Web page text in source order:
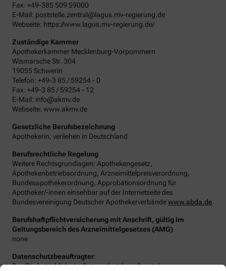
Fax: +49-385 509 59000
E-Mail: poststelle.zentral@lagus.mv-regierung.de
Webseite: https://www.lagus.mv-regierung.de/
Zuständige Kammer
Apothekerkammer Mecklenburg-Vorpommern
Wismarsche Str. 304
19055 Schwerin
Telefon: +49-3 85 / 59254 - 0
Fax: +49-3 85 / 59254 - 12
E-Mail: info@akmv.de
Webseite: www.akmv.de
Gesetzliche Berufsbezeichnung
Apothekerin, verliehen in Deutschland
Berufsrechtliche Regelung
Weitere Rechtsgrundlagen: Apothekengesetz,
Apothekenbetriebsordnung, Arzneimittelpreisverordnung,
Bundesapothekerordnung, Approbationsordnung für
Apotheker/-innen einsehbar auf der Internetseite des
Bundesvereinigung Deutscher Apothekerverbändewww.abda.de
Berufshaftpflichtversicherung mit Anschrift, gültig im
Geltungsbereich des Arzneimittelgesetzes (AMG)
none
Datenschutzbeauftragter:
Den/Die betriebliche/-n Datenschutzbeauftragte/-n unserer